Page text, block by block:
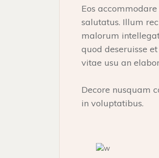
Eos
salutatus. Illum
malorum
quod deseruisse
vitae usu an
Decore nusquam
in voluptatibus.